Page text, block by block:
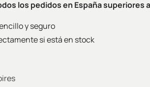
los pedidos en España superiores
y seguro
si está en stock